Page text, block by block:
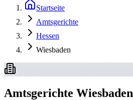
Startseite
Amtsgerichte
Hessen
Wiesbaden
Amtsgerichte Wiesbaden